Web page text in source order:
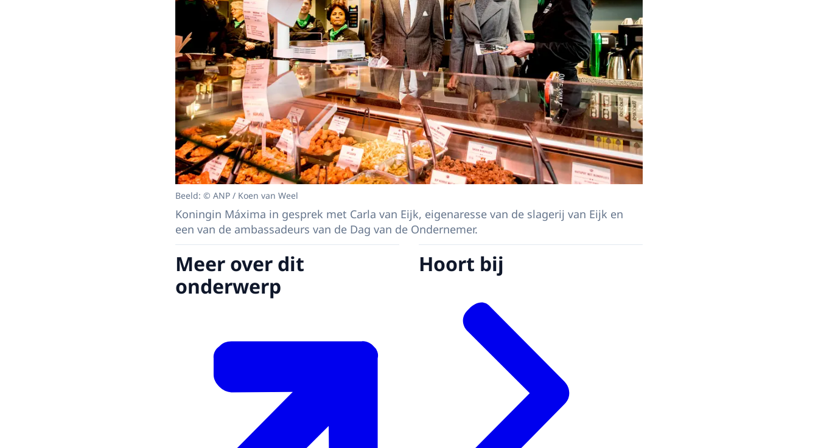
Beeld: © ANP / Koen van Weel
Koningin Máxima in gesprek met Carla van Eijk, eigenaresse van de slagerij van Eijk en
een van de ambassadeurs van de Dag van de Ondernemer.
Meer over dit
onderwerp
Hoort bij